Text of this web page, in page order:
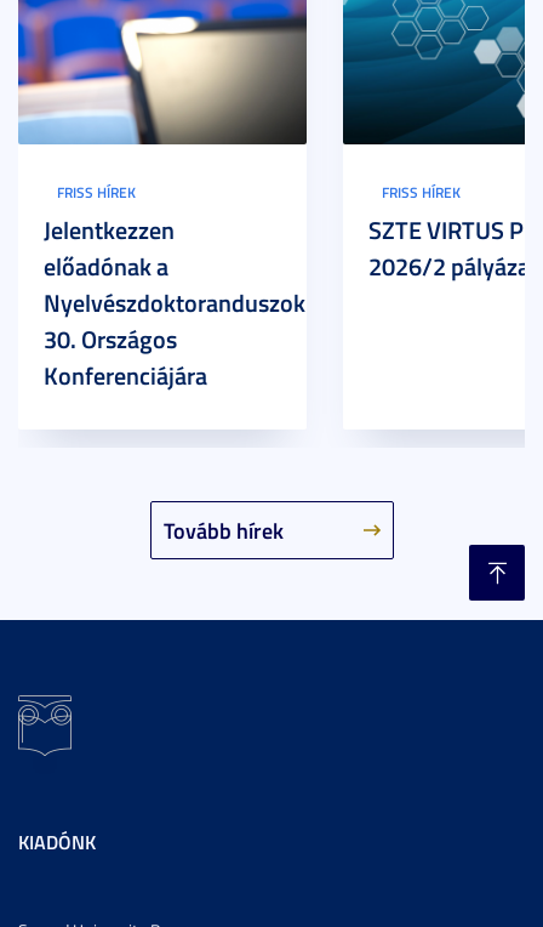
Tovább hírek
FRISS HÍREK
Jelentkezzen
előadónak a
Nyelvészdoktoranduszok
30. Országos
Konferenciájára
FRISS HÍREK
SZTE VIRTUS
2026/2
KIADÓNK